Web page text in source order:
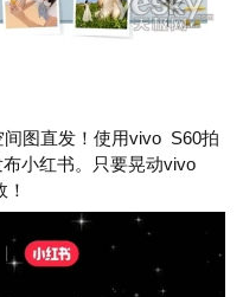
图直发！使用vivo S60拍
小红书。只要晃动vivo